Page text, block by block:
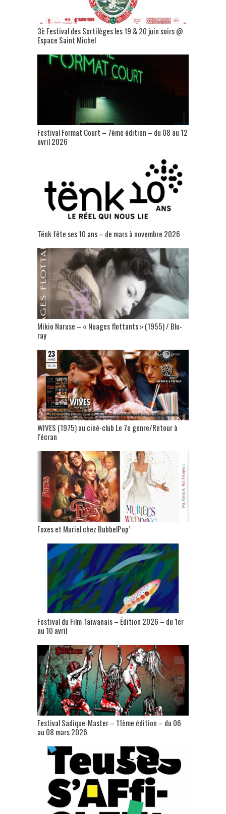
3è Festival des Sortilèges les 19 & 20 juin soirs @
Espace Saint Michel
Festival Format Court – 7ème édition – du 08 au 12
avril 2026
Tënk fête ses 10 ans – de mars à novembre 2026
Mikio Naruse – « Nuages flottants » (1955) / Blu-
ray
WIVES (1975) au ciné-club Le 7e genre/Retour à
l’écran
Foxes et Muriel chez BubbelPop’
Festival du Film Taïwanais – Édition 2026 – du 1er
au 10 avril
Festival Sadique-Master – 11ème édition – du 06
au 08 mars 2026